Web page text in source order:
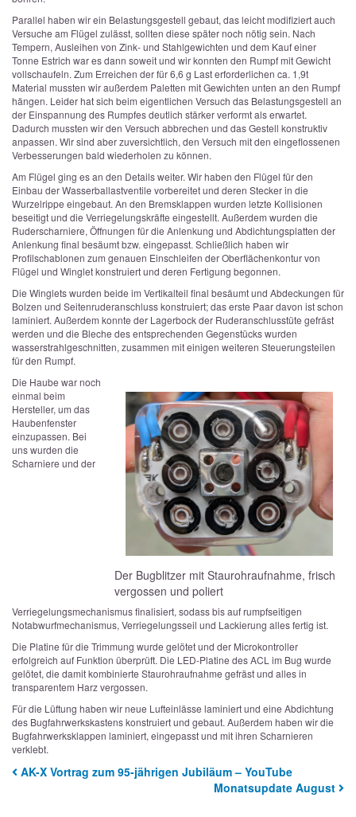
Parallel haben wir ein Belastungsgestell gebaut, das leicht modifiziert auch
Versuche am Flügel zulässt, sollten diese später noch nötig sein. Nach
Tempern, Ausleihen von Zink- und Stahlgewichten und dem Kauf einer
Tonne Estrich war es dann soweit und wir konnten den Rumpf mit Gewicht
vollschaufeln. Zum Erreichen der für 6,6 g Last erforderlichen ca. 1,9t
Material mussten wir außerdem Paletten mit Gewichten unten an den Rumpf
hängen. Leider hat sich beim eigentlichen Versuch das Belastungsgestell an
der Einspannung des Rumpfes deutlich stärker verformt als erwartet.
Dadurch mussten wir den Versuch abbrechen und das Gestell konstruktiv
anpassen. Wir sind aber zuversichtlich, den Versuch mit den eingeflossenen
Verbesserungen bald wiederholen zu können.
Am Flügel ging es an den Details weiter. Wir haben den Flügel für den
Einbau der Wasserballastventile vorbereitet und deren Stecker in die
Wurzelrippe eingebaut. An den Bremsklappen wurden letzte Kollisionen
beseitigt und die Verriegelungskräfte eingestellt. Außerdem wurden die
Ruderscharniere, Öffnungen für die Anlenkung und Abdichtungsplatten der
Anlenkung final besäumt bzw. eingepasst. Schließlich haben wir
Profilschablonen zum genauen Einschleifen der Oberflächenkontur von
Flügel und Winglet konstruiert und deren Fertigung begonnen.
Die Winglets wurden beide im Vertikalteil final besäumt und Abdeckungen für
Bolzen und Seitenruderanschluss konstruiert; das erste Paar davon ist schon
laminiert. Außerdem konnte der Lagerbock der Ruderanschlusstüte gefräst
werden und die Bleche des entsprechenden Gegenstücks wurden
wasserstrahlgeschnitten, zusammen mit einigen weiteren Steuerungsteilen
für den Rumpf.
Der Bugblitzer mit Staurohraufnahme, frisch
vergossen und poliert
Die Haube war noch
einmal beim
Hersteller, um das
Haubenfenster
einzupassen. Bei
uns wurden die
Scharniere und der
Verriegelungsmechanismus finalisiert, sodass bis auf rumpfseitigen
Notabwurfmechanismus, Verriegelungsseil und Lackierung alles fertig ist.
Die Platine für die Trimmung wurde gelötet und der Microkontroller
erfolgreich auf Funktion überprüft. Die LED-Platine des ACL im Bug wurde
gelötet, die damit kombinierte Staurohraufnahme gefräst und alles in
transparentem Harz vergossen.
Für die Lüftung haben wir neue Lufteinlässe laminiert und eine Abdichtung
des Bugfahrwerkskastens konstruiert und gebaut. Außerdem haben wir die
Bugfahrwerksklappen laminiert, eingepasst und mit ihren Scharnieren
verklebt.
AK-X Vortrag zum 95-jährigen Jubiläum – YouTube
Monatsupdate August